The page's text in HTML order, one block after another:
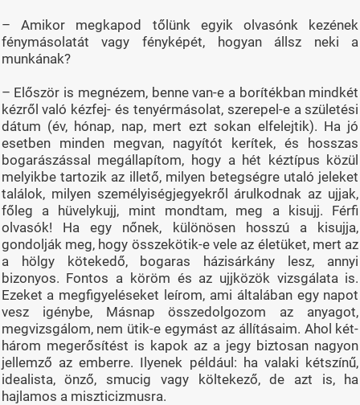
– Amikor megkapod tőlünk egyik olvasónk kezének
fénymásolatát vagy fényképét, hogyan állsz neki a
munkának?
– Először is megnézem, benne van-e a borítékban mindkét
kézről való kézfej- és tenyérmásolat, szerepel-e a születési
dátum (év, hónap, nap, mert ezt sokan elfelejtik). Ha jó
esetben minden megvan, nagyítót kerítek, és hosszas
bogarászással megállapítom, hogy a hét kéztípus közül
melyikbe tartozik az illető, milyen betegségre utaló jeleket
találok, milyen személyiségjegyekről árulkodnak az ujjak,
főleg a hüvelykujj, mint mondtam, meg a kisujj. Férfi
olvasók! Ha egy nőnek, különösen hosszú a kisujja,
gondolják meg, hogy összekötik-e vele az életüket, mert az
a hölgy kötekedő, bogaras házisárkány lesz, annyi
bizonyos. Fontos a köröm és az ujjközök vizsgálata is.
Ezeket a megfigyeléseket leírom, ami általában egy napot
vesz igénybe, Másnap összedolgozom az anyagot,
megvizsgálom, nem ütik-e egymást az állításaim. Ahol két-
három megerősítést is kapok az a jegy biztosan nagyon
jellemző az emberre. Ilyenek például: ha valaki kétszínű,
idealista, önző, smucig vagy költekező, de azt is, ha
hajlamos a miszticizmusra.